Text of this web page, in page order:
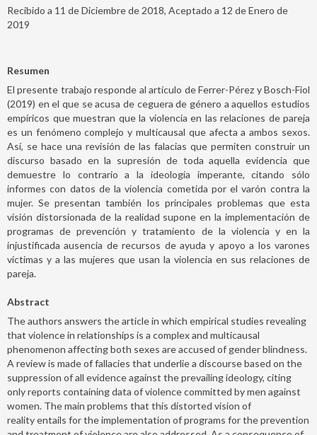
Recibido a 11 de Diciembre de 2018, Aceptado a 12 de Enero de
2019
Resumen
El presente trabajo responde al artículo de Ferrer-Pérez y Bosch-Fiol
(2019) en el que se acusa de ceguera de género a aquellos estudios
empíricos que muestran que la violencia en las relaciones de pareja
es un fenómeno complejo y multicausal que afecta a ambos sexos.
Así, se hace una revisión de las falacias que permiten construir un
discurso basado en la supresión de toda aquella evidencia que
demuestre lo contrario a la ideología imperante, citando sólo
informes con datos de la violencia cometida por el varón contra la
mujer. Se presentan también los principales problemas que esta
visión distorsionada de la realidad supone en la implementación de
programas de prevención y tratamiento de la violencia y en la
injustificada ausencia de recursos de ayuda y apoyo a los varones
víctimas y a las mujeres que usan la violencia en sus relaciones de
pareja.
Abstract
The authors answers the article in which empirical studies revealing
that violence in relationships is a complex and multicausal
phenomenon affecting both sexes are accused of gender blindness.
A review is made of fallacies that underlie a discourse based on the
suppression of all evidence against the prevailing ideology, citing
only reports containing data of violence committed by men against
women. The main problems that this distorted vision of
reality entails for the implementation of programs for the prevention